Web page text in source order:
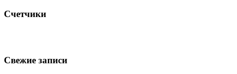
Счетчики
Свежие записи